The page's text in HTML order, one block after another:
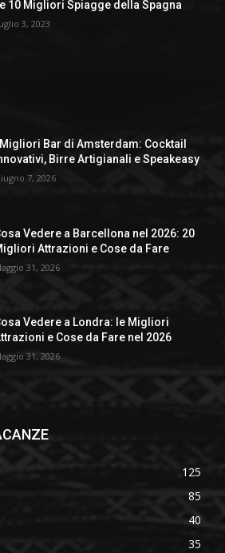
10 Migliori Spiagge della Spagna
3, 2023
I Migliori Bar di Amsterdam: Cocktail
Birre Artigianali e Speakeasy
7, 2026
Vedere a Barcellona nel 2026: 20
Attrazioni e Cose da Fare
31, 2026
Vedere a Londra: le Migliori
e Cose da Fare nel 2026
31, 2026
125
85
40
35